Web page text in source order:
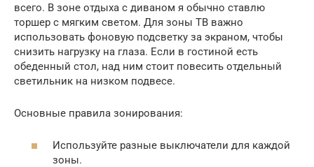
всего. В зоне отдыха с диваном я обычно ставлю
торшер с мягким светом. Для зоны ТВ важно
использовать фоновую подсветку за экраном, чтобы
снизить нагрузку на глаза. Если в гостиной есть
обеденный стол, над ним стоит повесить отдельный
светильник на низком подвесе.
Основные правила зонирования:
Используйте разные выключатели для каждой
зоны.